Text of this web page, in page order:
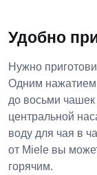
Удобно
Нужно
Одним нажатием
до восьми
центральной
воду для чая в
от Miele вы
горячим.